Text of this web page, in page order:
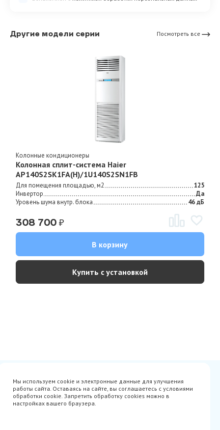
Другие модели серии Посмотреть все
Колонные кондиционеры
Колонная сплит-система Haier
AP140S2SK1FA(H)/1U140S2SN1FB
Для помещения площадью, м2
125
Инвертор
Да
Уровень шума внутр. блока
46 дБ
308 700 ₽
В корзину
Купить с установкой
Avito
Акции
Гарантия
Оплата
Производители
Мы используем cookie и электронные данные для улучшения
работы сайта. Оставаясь на сайте, вы соглашаетесь с условиями
обработки cookie. Запретить обработку cookies можно в
настройках вашего браузера.